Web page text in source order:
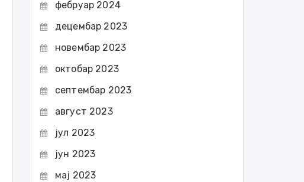
фебруар 2024
децембар 2023
новембар 2023
октобар 2023
септембар 2023
август 2023
јул 2023
јун 2023
мај 2023